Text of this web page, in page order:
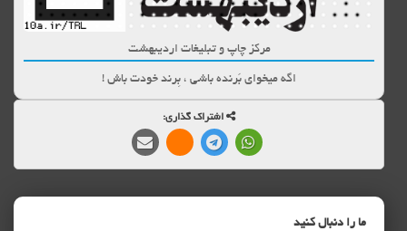
مرکز چاپ و تبلیغات اردیبهشت
اگه میخوای بَرنده باشی ، بِرند خودت باش !
اشتراک گذاری:
ما را دنبال کنید